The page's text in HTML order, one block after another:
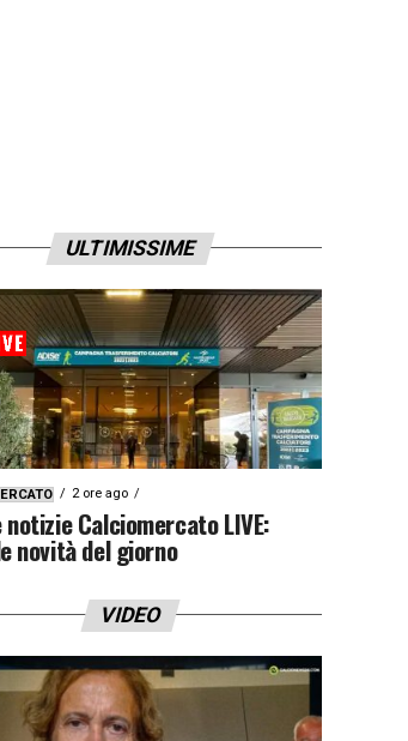
ULTIMISSIME
2 ore ago
Calciomercato LIVE:
novità del giorno
VIDEO